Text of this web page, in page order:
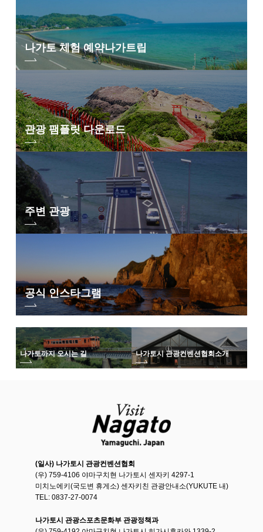
나가토 체험 예약나가트립
관광 팸플릿 다운로드
주변 관광
공식 인스타그램
나가토까지 오시는 길 나가토시 관광컨벤션협회소개
(일사) 나가토시 관광컨벤션협회
(우) 759-4106 야마구치현 나가토시 센자키 4297-1
미치노에키(국도변 휴게소) 센자키친 관광안내소(YUKUTE 내)
TEL: 0837-27-0074
나가토시 관광스포츠문화부 관광정책과